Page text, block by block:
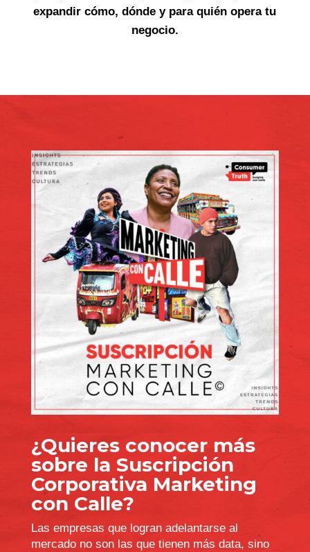
expandir cómo, dónde y para quién opera tu
negocio.
¿Quieres conocer más
sobre la Suscripción
Corporativa Marketing
con Calle?
Las empresas que logran adelantarse al
mercado no son las que tienen más data, sino